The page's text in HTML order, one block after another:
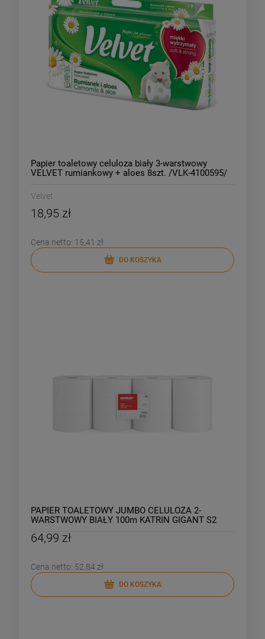
Papier toaletowy celuloza biały 3-warstwowy
VELVET rumiankowy + aloes 8szt. /VLK-4100595/
Velvet
18,95 zł
Cena netto: 15,41 zł
DO KOSZYKA
PAPIER TOALETOWY JUMBO CELULOZA 2-
WARSTWOWY BIAŁY 100m KATRIN GIGANT S2
64,99 zł
Cena netto: 52,84 zł
DO KOSZYKA